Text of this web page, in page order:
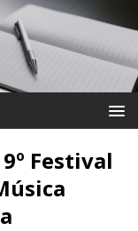
Festival